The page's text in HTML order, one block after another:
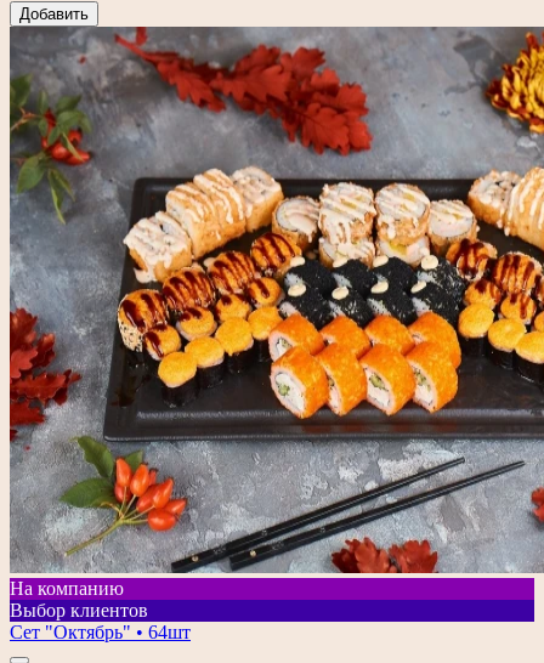
Добавить
На компанию
Выбор клиентов
Сет "Октябрь" • 64шт